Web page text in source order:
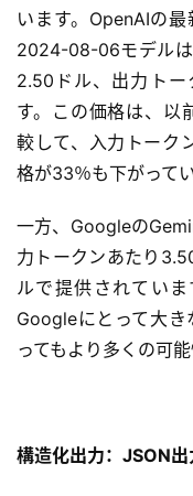
います。OpenAIの
2024-08-06モデル
2.50ドル、出力ト
す。この価格は、
較して、入力トーク
格が33％も下がってい
一方、Googleの
力トークンあたり
ルで提供されていま
Googleにとって大き
ってもより多くの可能
構造化出力：JSON